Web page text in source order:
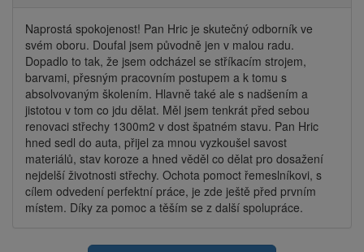
Naprostá spokojenost! Pan Hric je skutečný odborník ve
svém oboru. Doufal jsem původně jen v malou radu.
Dopadlo to tak, že jsem odcházel se stříkacím strojem,
barvami, přesným pracovním postupem a k tomu s
absolvovaným školením. Hlavně také ale s nadšením a
jistotou v tom co jdu dělat. Měl jsem tenkrát před sebou
renovaci střechy 1300m2 v dost špatném stavu. Pan Hric
hned sedl do auta, přijel za mnou vyzkoušel savost
materiálů, stav koroze a hned věděl co dělat pro dosažení
nejdelší životnosti střechy. Ochota pomoct řemeslníkovi, s
cílem odvedení perfektní práce, je zde ještě před prvním
místem. Díky za pomoc a těším se z další spolupráce.